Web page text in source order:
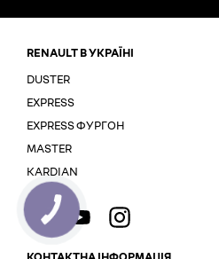
RENAULT В УКРАЇНІ
DUSTER
EXPRESS
EXPRESS ФУРГОН
MASTER
KARDIAN
КНОПКА
ЗВ'ЯЗКУ